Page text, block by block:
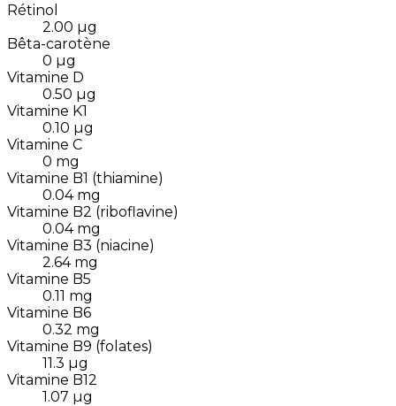
Rétinol
2.00 µg
Bêta-carotène
0 µg
Vitamine D
0.50 µg
Vitamine K1
0.10 µg
Vitamine C
0 mg
Vitamine B1 (thiamine)
0.04 mg
Vitamine B2 (riboflavine)
0.04 mg
Vitamine B3 (niacine)
2.64 mg
Vitamine B5
0.11 mg
Vitamine B6
0.32 mg
Vitamine B9 (folates)
11.3 µg
Vitamine B12
1.07 µg